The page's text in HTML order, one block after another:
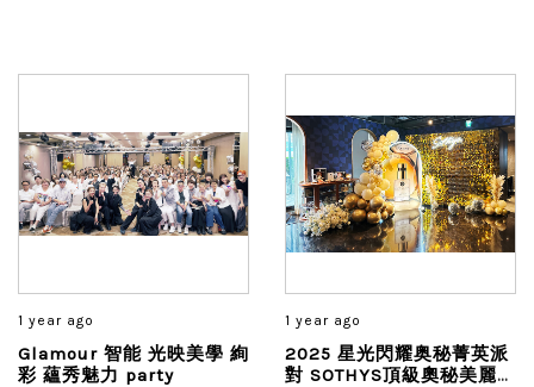
1 year ago
Glamour 智能 光映美學 絢
彩 蘊秀魅力 party
1 year ago
2025 星光閃耀奥秘菁英派
對 SOTHYS頂級奧秘美麗旅